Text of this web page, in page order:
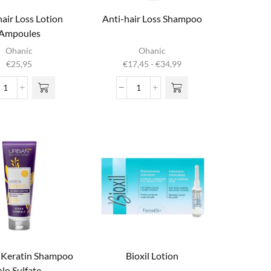
Loss Lotion
Ohanic
€25,95
Anti-
Ampoules
aantal
Anti-hair Loss Shampoo
Ohanic
€17,45 - €34,99Prijsklasse:
tot
Anti-
heeft
meerdere
optie kan
Shampoo
Bioxil Lotion